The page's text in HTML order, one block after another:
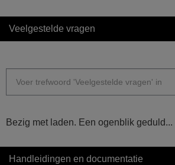
Veelgestelde vragen
Bezig met laden. Een ogenblik geduld...
Handleidingen en documentatie